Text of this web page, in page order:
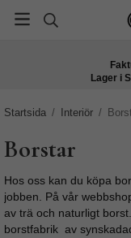
Lager i
Startsida / Interiör /
Borstar
Hos oss kan du köpa
jobben. På vår
av trä och naturligt
borstfabrik av